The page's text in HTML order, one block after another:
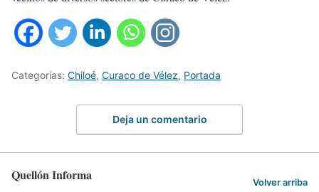
Categorías: Chiloé, Curaco de Vélez, Portada
Deja un comentario
Quellón Informa Volver arriba